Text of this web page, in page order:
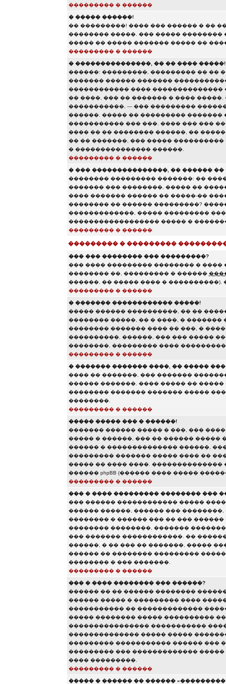
��������� � ������
� ����� ������!
�� ���������! ���� ��� ������ � ��
�������� �����. ��� ����� ��������
����� �� ����� ������� ����� ��
��������� � ������
� ���������������, �� �� ���� �����!
������: ���������, ��������� �� ��
������� ������ �������
������������ ����
�� ����, ��� �� ������� � ����
�����������, — ��� ���������
������. ����� �� ���������
����������� ��� ���. ���� ��� ���
���� �� �� �������� ������, ��
�� �� �������, ��� ����� ����������
� ��������������� ������.
��������� � ������
� ��� ���������������, �� ������ ��
�������� ��������� �������: ��
������� ��� ��������, ����� ��
���� ������� ������ �� �����-��
�������� �� ������ ���������?
�������������, ����� ���������
������������������ ����� �
��������� � ������
��������� � ���������
��� ��� �������� ��� ���������?
��� ���� ��������� �������� � ����
�������� ��, ��������� � ������
������, �� ����� ���� �
��������� � ������
� ������� ������������ �����!
����� ������ ����������, �� ��
�������� �����, �� � ����, �
�������� ������� ���� �� ���, �
����������, ������, ��� ��� �����
��������, ��������� ����
��������� � ������
� ������� ������� ����, �� �����
���� �� �������, ��� �������
������ �������. ���� ����� ��
�������� ������� ������� �����
��������.
��������� � ������
����� ����� ��� � ������!
������� ������ ����� � ���, ���
����� � ������, ��� �� ������ �����
������ � �������������� ������,
��������� ������� ����� ���� ��
����� �� ���� ����.
������ phpBB (������ ���� �����
��������� � ������
��� � ���� ��������� �������� ���
��� ������ ������������ �����
������ ������, ������ ���
�������� � ������ ��� �� ���
�������� ��������, �������
��� ������� ������������. ��
������, � �� ��� �� �������, �����
������ �� �������� ���������
�������� � ��� �������.
��������� � ������
��� � ���� �������� ��� ������?
������ �� �� ������ ��������
������ ����� � ��������� ����
����������� �� �������������
����� �������� ����� ����������
���������������� �����������
�������������� ����� �����
��������� ����������� ������ ���
��������� ��� �������������
���� ���������.
��������� � ������
����� � ������ �� ������ «���������